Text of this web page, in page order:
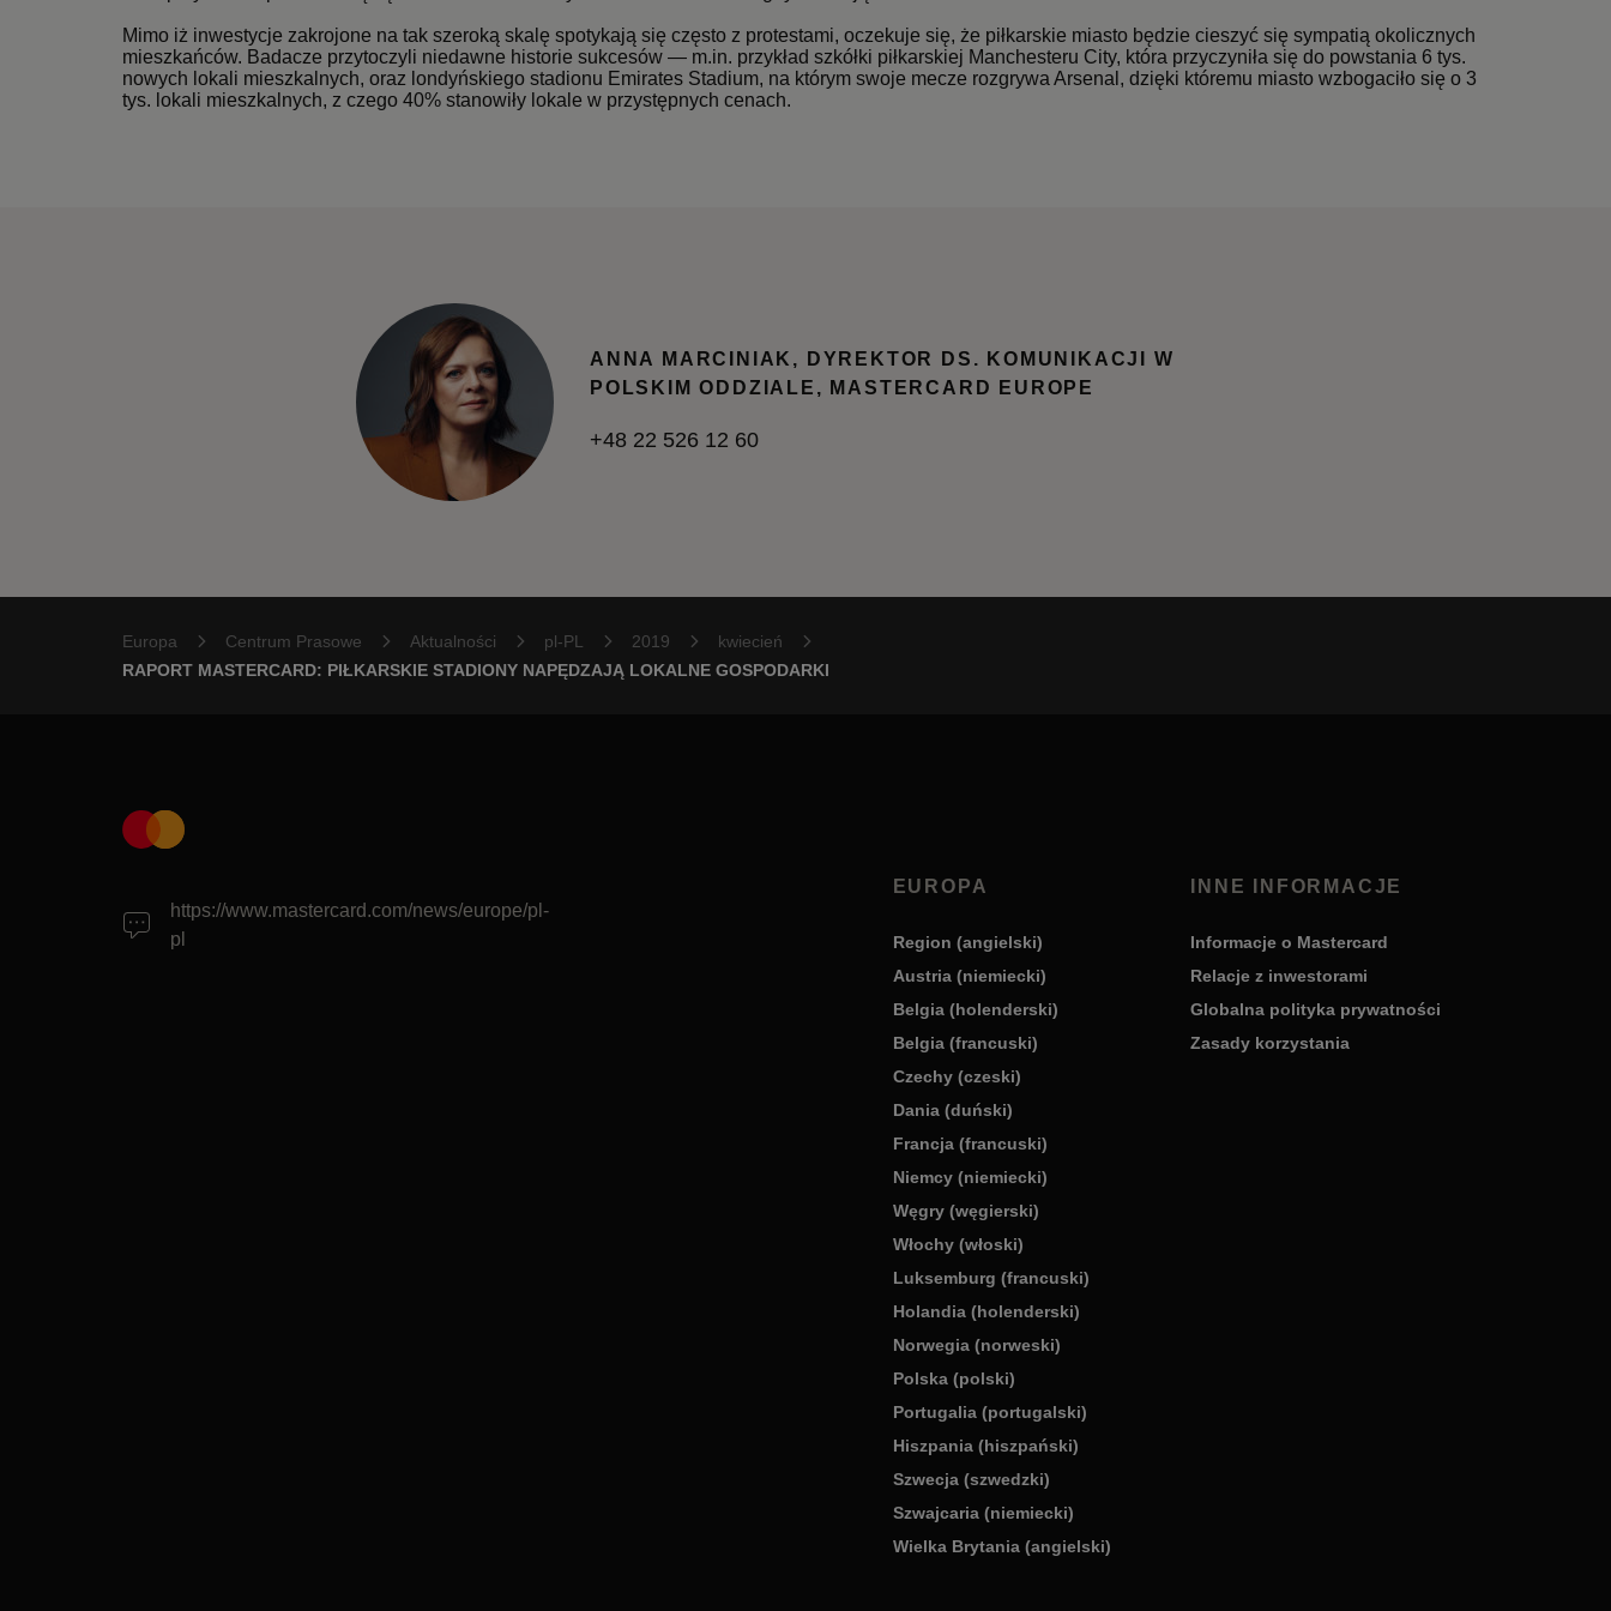
Mimo iż inwestycje zakrojone na tak szeroką skalę spotykają się często z protestami, oczekuje się, że piłkarskie miasto będzie cieszyć się sympatią okolicznych
mieszkańców. Badacze przytoczyli niedawne historie sukcesów — m.in. przykład szkółki piłkarskiej Manchesteru City, która przyczyniła się do powstania 6 tys.
nowych lokali mieszkalnych, oraz londyńskiego stadionu Emirates Stadium, na którym swoje mecze rozgrywa Arsenal, dzięki któremu miasto wzbogaciło się o 3
tys. lokali mieszkalnych, z czego 40% stanowiły lokale w przystępnych cenach.
ANNA MARCINIAK, DYREKTOR DS. KOMUNIKACJI W
POLSKIM ODDZIALE, MASTERCARD EUROPE
+48 22 526 12 60
Europa Centrum Prasowe Aktualności pl-PL 2019
kwiecień
RAPORT MASTERCARD: PIŁKARSKIE STADIONY NAPĘDZAJĄ LOKALNE GOSPODARKI
https://www.mastercard.com/news/europe/pl-
pl
EUROPA
Region (angielski)
Austria (niemiecki)
Belgia (holenderski)
Belgia (francuski)
Czechy (czeski)
Dania (duński)
Francja (francuski)
Niemcy (niemiecki)
Węgry (węgierski)
Włochy (włoski)
Luksemburg (francuski)
Holandia (holenderski)
Norwegia (norweski)
Polska (polski)
Portugalia (portugalski)
Hiszpania (hiszpański)
Szwecja (szwedzki)
Szwajcaria (niemiecki)
Wielka Brytania (angielski)
INNE INFORMACJE
Informacje o Mastercard
Relacje z inwestorami
Globalna polityka prywatności
Zasady korzystania